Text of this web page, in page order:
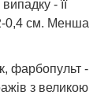
- її
0,4 см. Менша
фарбопульт -
з великою